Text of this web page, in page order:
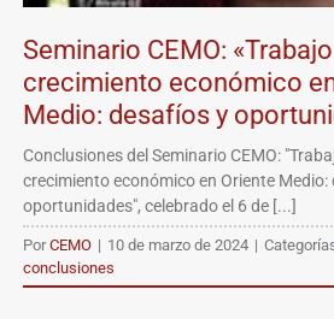
Seminario CEMO:
crecimiento económico
Medio: desafíos y
Conclusiones del Seminario CEMO:
crecimiento económico en Oriente Medio:
oportunidades", celebrado el 6 de [...]
PorCEMO | 10 de marzo de 2024 |
conclusiones